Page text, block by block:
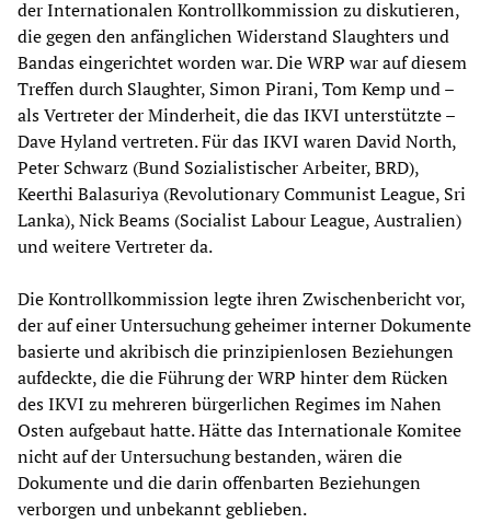
der Internationalen Kontrollkommission zu diskutieren,
die gegen den anfänglichen Widerstand Slaughters und
Bandas eingerichtet worden war. Die WRP war auf diesem
Treffen durch Slaughter, Simon Pirani, Tom Kemp und –
als Vertreter der Minderheit, die das IKVI unterstützte –
Dave Hyland vertreten. Für das IKVI waren David North,
Peter Schwarz (Bund Sozialistischer Arbeiter, BRD),
Keerthi Balasuriya (Revolutionary Communist League, Sri
Lanka), Nick Beams (Socialist Labour League, Australien)
und weitere Vertreter da.
Die Kontrollkommission legte ihren Zwischenbericht vor,
der auf einer Untersuchung geheimer interner Dokumente
basierte und akribisch die prinzipienlosen Beziehungen
aufdeckte, die die Führung der WRP hinter dem Rücken
des IKVI zu mehreren bürgerlichen Regimes im Nahen
Osten aufgebaut hatte. Hätte das Internationale Komitee
nicht auf der Untersuchung bestanden, wären die
Dokumente und die darin offenbarten Beziehungen
verborgen und unbekannt geblieben.